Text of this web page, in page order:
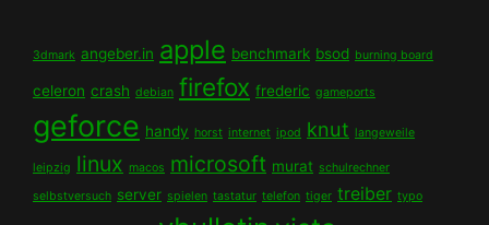
3dmark angeber.in apple benchmark bsod burning board
celeron crash debian firefox frederic gameports
geforce handy horst internet ipod knut langeweile
leipzig linux macos microsoft murat schulrechner
selbstversuch server spielen tastatur telefon tiger treiber typo